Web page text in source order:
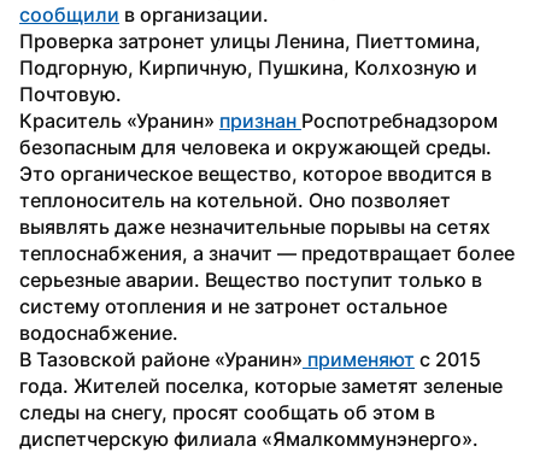
сообщили в организации.
Проверка затронет улицы Ленина, Пиеттомина,
Подгорную, Кирпичную, Пушкина, Колхозную и
Почтовую.
Краситель «Уранин» признан Роспотребнадзором
безопасным для человека и окружающей среды.
Это органическое вещество, которое вводится в
теплоноситель на котельной. Оно позволяет
выявлять даже незначительные порывы на сетях
теплоснабжения, а значит — предотвращает более
серьезные аварии. Вещество поступит только в
систему отопления и не затронет остальное
водоснабжение.
В Тазовской районе «Уранин» применяют с 2015
года. Жителей поселка, которые заметят зеленые
следы на снегу, просят сообщать об этом в
диспетчерскую филиала «Ямалкоммунэнерго».